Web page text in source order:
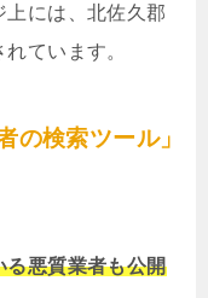
上には、北佐久郡
ています。
の検索ツール」
る悪質業者も公開